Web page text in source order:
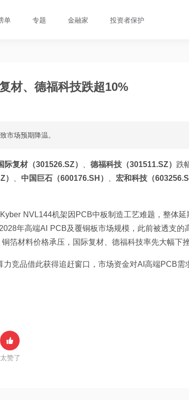
单 专题 金融家 投资者保护
材、德福科技跌超10%
市场预期降温。
际复材（301526.SZ） 德福科技（301511.SZ） 跌
） 中国巨石（600176.SH）
宏和科技（
Kyber NVL144机架因PCB中板制造工艺难题，整体延
年高端AI PCB及覆铜板市场规模，此前被透支的
箔材料价格承压，国际复材、德福科技率先大幅下挫
竞品借此获得追赶窗口，市场资金对AI高端PCB需
太赞了